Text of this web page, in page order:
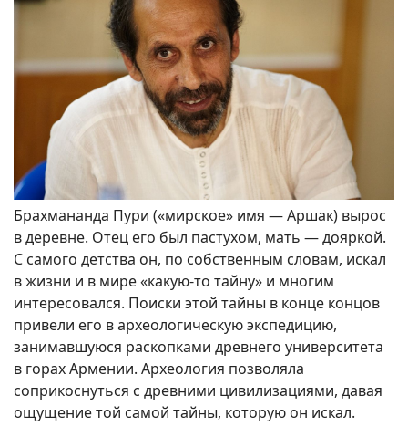
Брахмананда Пури («мирское» имя — Аршак) вырос
в деревне. Отец его был пастухом, мать — дояркой.
С самого детства он, по собственным словам, искал
в жизни и в мире «какую-то тайну» и многим
интересовался. Поиски этой тайны в конце концов
привели его в археологическую экспедицию,
занимавшуюся раскопками древнего университета
в горах Армении. Археология позволяла
соприкоснуться с древними цивилизациями, давая
ощущение той самой тайны, которую он искал.